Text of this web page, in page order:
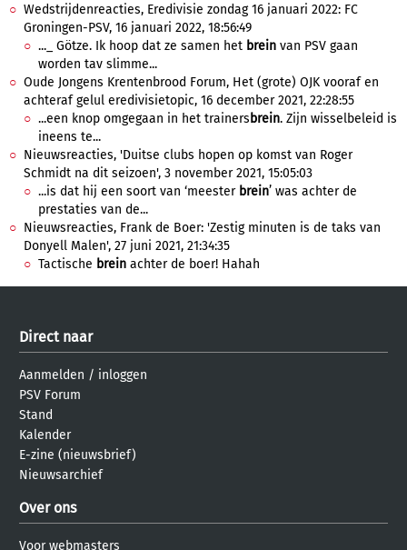
Wedstrijdenreacties, Eredivisie zondag 16 januari 2022: FC
Groningen-PSV, 16 januari 2022, 18:56:49
..._ Götze. Ik hoop dat ze samen het brein van PSV gaan
worden tav slimme...
Oude Jongens Krentenbrood Forum, Het (grote) OJK vooraf en
achteraf gelul eredivisietopic, 16 december 2021, 22:28:55
...een knop omgegaan in het trainers brein. Zijn wisselbeleid is
ineens te...
Nieuwsreacties, 'Duitse clubs hopen op komst van Roger
Schmidt na dit seizoen', 3 november 2021, 15:05:03
...is dat hij een soort van ‘meester brein’ was achter de
prestaties van de...
Nieuwsreacties, Frank de Boer: 'Zestig minuten is de taks van
Donyell Malen', 27 juni 2021, 21:34:35
Tactische brein achter de boer! Hahah
Direct naar
Aanmelden / inloggen
PSV Forum
Stand
Kalender
E-zine (nieuwsbrief)
Nieuwsarchief
Over ons
Voor webmasters